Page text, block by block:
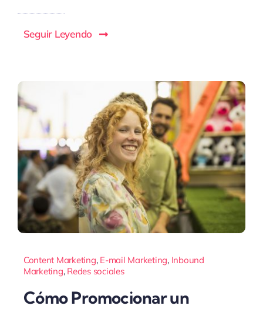
Seguir Leyendo
Content Marketing, E-mail Marketing, Inbound
Marketing, Redes sociales
Cómo Promocionar un